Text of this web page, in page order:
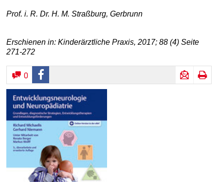
Prof. i. R. Dr. H. M. Straßburg, Gerbrunn
Erschienen in: Kinderärztliche Praxis, 2017; 88 (4) Seite
271-272
0